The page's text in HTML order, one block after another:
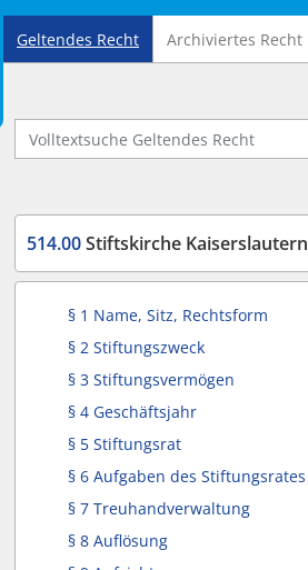
Kirchenrecht
Geltendes Recht Archiviertes Recht
Volltextsuche Geltendes Recht
514.00Stiftskirche Kaiserslautern
§ 1 Name, Sitz, Rechtsform
§ 2 Stiftungszweck
§ 3 Stiftungsvermögen
§ 4 Geschäftsjahr
§ 5 Stiftungsrat
§ 6 Aufgaben des Stiftungsrates
§ 7 Treuhandverwaltung
§ 8 Auflösung